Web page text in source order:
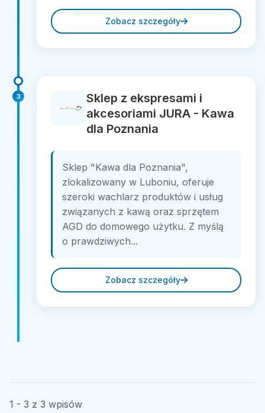
Zobacz szczegóły
3
Sklep z ekspresami i
akcesoriami JURA - Kawa
dla Poznania
Sklep "Kawa dla Poznania",
zlokalizowany w Luboniu, oferuje
szeroki wachlarz produktów i usług
związanych z kawą oraz sprzętem
AGD do domowego użytku. Z myślą
o prawdziwych...
Zobacz szczegóły
1 - 3 z 3 wpisów